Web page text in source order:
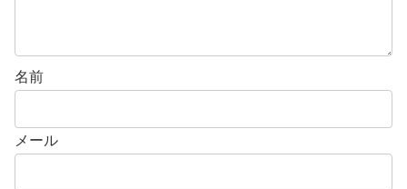
名前
メール